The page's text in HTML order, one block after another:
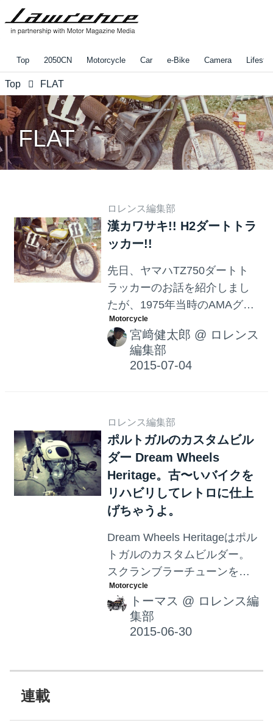
Top 2050CN Motorcycle Car e-Bike Camera
Top FLAT
FLAT
ロレンス編集部
漢カワサキ!! H2ダートトラ
ッカー!!
先日、ヤマハTZ750ダートト
ラッカーのお話を紹介しまし
たが、1975年当時のAMAグラ
ンドナショナルチャンピオン
シップに２ストローク・マル
チシリンダー車で挑んだのは
ヤマハだけではありませんで
た、ハーレーダビッドソン・
ファクトリーチームの強力な
武器、空冷VツインOHV750cc
のXR750に対抗するために、
日本製の２ストロークビッグ
バイクを使う・・・というア
も温めていたのです。 チャン
ピオン製フレームに、空冷２
ストローク３気筒を搭載。 日
系アメリカ人のカネモトは、
AMAを舞台にチューナーとし
て活躍したのち、世界ロ...
宮﨑健太郎 @ ロレンス
編集部
ロレンス編集部
ポルトガルのカスタムビル
ダー Dream Wheels
Heritage。古〜いバイクを
リハビリしてレトロに仕上
げちゃうよ。
Dream Wheels Heritageはポル
トガルのカスタムビルダー。
スクランブラーチューンを多
く手がけます。 車種はBMW、
トライアンフ、SUZUKIなど
の、どちらかというと不人気
車を多くピックしているよう
レトロ感が強いですね。原宿
トーマス @ ロレンス編
集部
連載